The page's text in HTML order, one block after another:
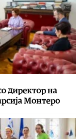
директор на
Монтеро